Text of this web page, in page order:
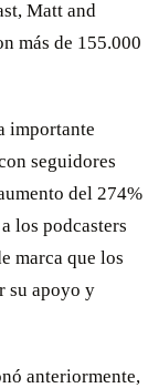
Matt and
más de 155.000
importante
seguidores
del 274%
los podcasters
marca que los
su apoyo y
anteriormente,